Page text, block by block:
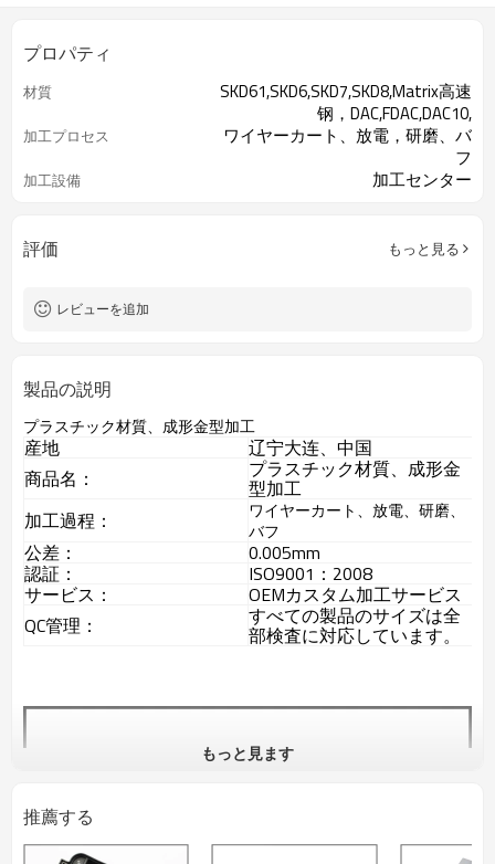
プロパティ
材質
SKD61,SKD6,SKD7,SKD8,Matrix高速
钢，DAC,FDAC,DAC10,
加工プロセス
ワイヤーカート、放電，研磨、バ
フ
加工設備 加工センター
評価 もっと見る
レビューを追加
製品の説明
プラスチック材質、成形金型加工
産地
辽宁大连、中国
商品名：
プラスチック材質、成形金
型加工
加工過程：
ワイヤーカート、放電、研磨、
バフ
公差： 0.005mm
認証： ISO9001：2008
サービス：
OEMカスタム加工サービス
QC管理：
すべての製品のサイズは全
部検査に対応しています。
もっと見ます
推薦する